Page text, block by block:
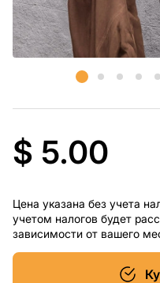
$ 5.00
Цена указана без учета
учетом налогов будет
зависимости от вашего